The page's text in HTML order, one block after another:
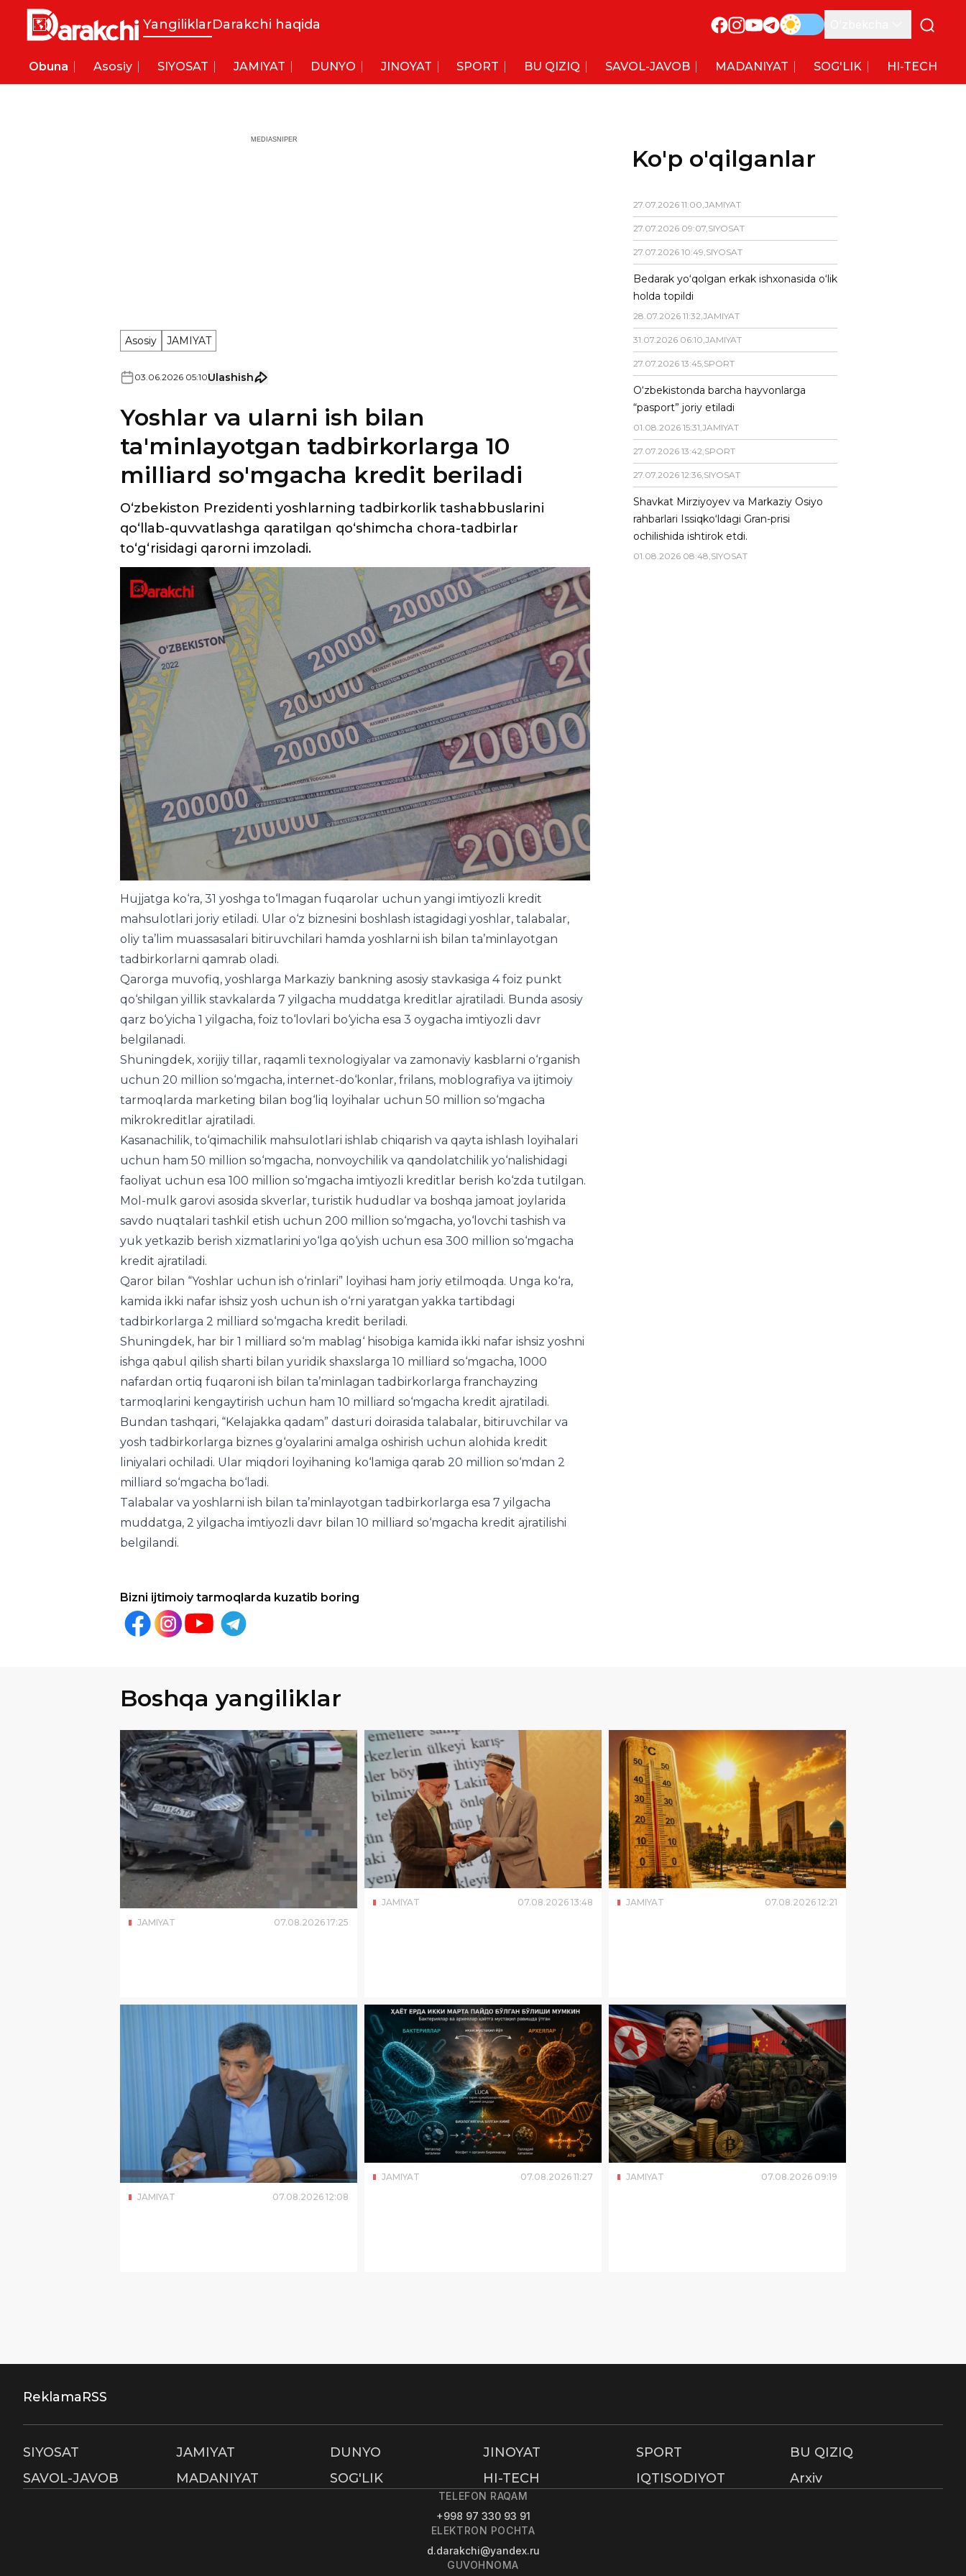
YangiliklarDarakchi haqida
Obuna Asosiy SIYOSAT JAMIYAT DUNYO JINOYAT SPORT BU QIZIQ SAVOL-JAVOB MADANIYAT SOG'LIK HI-TECH
MEDIASNIPER
Asosiy JAMIYAT
03.06.2026 05:10Ulashish
Yoshlar va ularni ish bilan
ta'minlayotgan tadbirkorlarga 10
milliard so'mgacha kredit beriladi
O‘zbekiston Prezidenti yoshlarning tadbirkorlik tashabbuslarini
qo‘llab-quvvatlashga qaratilgan qo‘shimcha chora-tadbirlar
to‘g‘risidagi qarorni imzoladi.
Hujjatga ko‘ra, 31 yoshga to‘lmagan fuqarolar uchun yangi imtiyozli kredit
mahsulotlari joriy etiladi. Ular o‘z biznesini boshlash istagidagi yoshlar, talabalar,
oliy ta’lim muassasalari bitiruvchilari hamda yoshlarni ish bilan ta’minlayotgan
tadbirkorlarni qamrab oladi.
Qarorga muvofiq, yoshlarga Markaziy bankning asosiy stavkasiga 4 foiz punkt
qo‘shilgan yillik stavkalarda 7 yilgacha muddatga kreditlar ajratiladi. Bunda asosiy
qarz bo‘yicha 1 yilgacha, foiz to‘lovlari bo‘yicha esa 3 oygacha imtiyozli davr
belgilanadi.
Shuningdek, xorijiy tillar, raqamli texnologiyalar va zamonaviy kasblarni o‘rganish
uchun 20 million so‘mgacha, internet-do‘konlar, frilans, moblografiya va ijtimoiy
tarmoqlarda marketing bilan bog‘liq loyihalar uchun 50 million so‘mgacha
mikrokreditlar ajratiladi.
Kasanachilik, to‘qimachilik mahsulotlari ishlab chiqarish va qayta ishlash loyihalari
uchun ham 50 million so‘mgacha, nonvoychilik va qandolatchilik yo‘nalishidagi
faoliyat uchun esa 100 million so‘mgacha imtiyozli kreditlar berish ko‘zda tutilgan.
Mol-mulk garovi asosida skverlar, turistik hududlar va boshqa jamoat joylarida
savdo nuqtalari tashkil etish uchun 200 million so‘mgacha, yo‘lovchi tashish va
yuk yetkazib berish xizmatlarini yo‘lga qo‘yish uchun esa 300 million so‘mgacha
kredit ajratiladi.
Qaror bilan “Yoshlar uchun ish o‘rinlari” loyihasi ham joriy etilmoqda. Unga ko‘ra,
kamida ikki nafar ishsiz yosh uchun ish o‘rni yaratgan yakka tartibdagi
tadbirkorlarga 2 milliard so‘mgacha kredit beriladi.
Shuningdek, har bir 1 milliard so‘m mablag‘ hisobiga kamida ikki nafar ishsiz yoshni
ishga qabul qilish sharti bilan yuridik shaxslarga 10 milliard so‘mgacha, 1000
nafardan ortiq fuqaroni ish bilan ta’minlagan tadbirkorlarga franchayzing
tarmoqlarini kengaytirish uchun ham 10 milliard so‘mgacha kredit ajratiladi.
Bundan tashqari, “Kelajakka qadam” dasturi doirasida talabalar, bitiruvchilar va
yosh tadbirkorlarga biznes g‘oyalarini amalga oshirish uchun alohida kredit
liniyalari ochiladi. Ular miqdori loyihaning ko‘lamiga qarab 20 million so‘mdan 2
milliard so‘mgacha bo‘ladi.
Talabalar va yoshlarni ish bilan ta’minlayotgan tadbirkorlarga esa 7 yilgacha
muddatga, 2 yilgacha imtiyozli davr bilan 10 milliard so‘mgacha kredit ajratilishi
belgilandi.
Bizni ijtimoiy tarmoqlarda kuzatib boring
Ko'p o'qilganlar
27.07.2026 11:00,JAMIYAT
27.07.2026 09:07,SIYOSAT
27.07.2026 10:49,SIYOSAT
Bedarak yo‘qolgan erkak ishxonasida o‘lik
holda topildi
28.07.2026 11:32,JAMIYAT
31.07.2026 06:10,JAMIYAT
27.07.2026 13:45,SPORT
O‘zbekistonda barcha hayvonlarga
“pasport” joriy etiladi
01.08.2026 15:31,JAMIYAT
27.07.2026 13:42,SPORT
27.07.2026 12:36,SIYOSAT
Shavkat Mirziyoyev va Markaziy Osiyo
rahbarlari Issiqko‘ldagi Gran-prisi
ochilishida ishtirok etdi.
01.08.2026 08:48,SIYOSAT
Boshqa yangiliklar
JAMIYAT 07.08.2026 17:25
JAMIYAT 07.08.2026 13:48 JAMIYAT 07.08.2026 12:21
JAMIYAT 07.08.2026 12:08
JAMIYAT 07.08.2026 11:27 JAMIYAT 07.08.2026 09:19
ReklamaRSS
SIYOSAT JAMIYAT DUNYO JINOYAT SPORT
BU QIZIQ
SAVOL-JAVOB
MADANIYAT SOG'LIK HI-TECH IQTISODIYOT Arxiv
TELEFON RAQAM
+998 97 330 93 91
ELEKTRON POCHTA
d.darakchi@yandex.ru
GUVOHNOMA